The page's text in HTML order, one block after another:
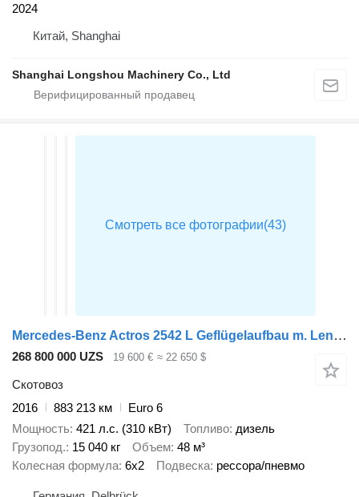
2024
Китай, Shanghai
Shanghai Longshou Machinery Co., Ltd
Mercedes-Benz Actros 2542 L Geflügelaufbau m. Lenkachse
268 800 000 UZS 19 600 € ≈ 22 650 $
Скотовоз
2016
883 213 км
Euro 6
Мощность 421 л.с. (310 кВт) Топливо дизель
Грузопод. 15 040 кг Объем 48 м³
Колесная формула 6x2 Подвеска рессора/пневмо